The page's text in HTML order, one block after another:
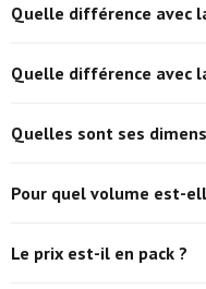
garder une chapelure
Quelle différence avec
travail (1200 × 750 mm).
Quelle différence avec
(profondeur 450 mm) pour
Quelles sont ses
Pour quel volume est-
volume.
Le prix est-il en pack ?